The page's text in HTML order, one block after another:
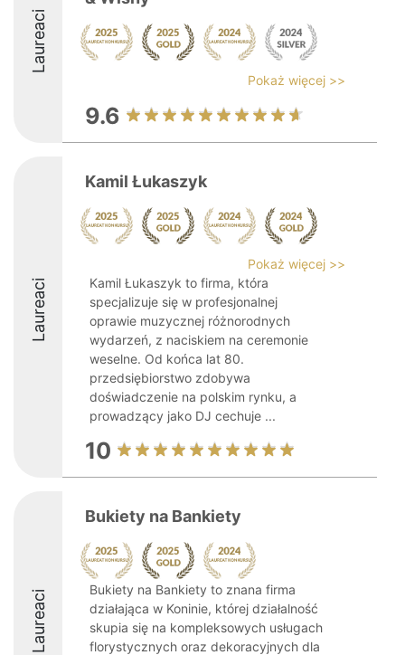
Laureaci
Pokaż więcej >>
9.6
Laureaci
Kamil Łukaszyk
Pokaż więcej >>
Kamil Łukaszyk to firma, która
specjalizuje się w profesjonalnej
oprawie muzycznej różnorodnych
wydarzeń, z naciskiem na ceremonie
weselne. Od końca lat 80.
przedsiębiorstwo zdobywa
doświadczenie na polskim rynku, a
prowadzący jako DJ cechuje ...
10
Laureaci
Bukiety na Bankiety
Bukiety na Bankiety to znana firma
działająca w Koninie, której działalność
skupia się na kompleksowych usługach
florystycznych oraz dekoracyjnych dla